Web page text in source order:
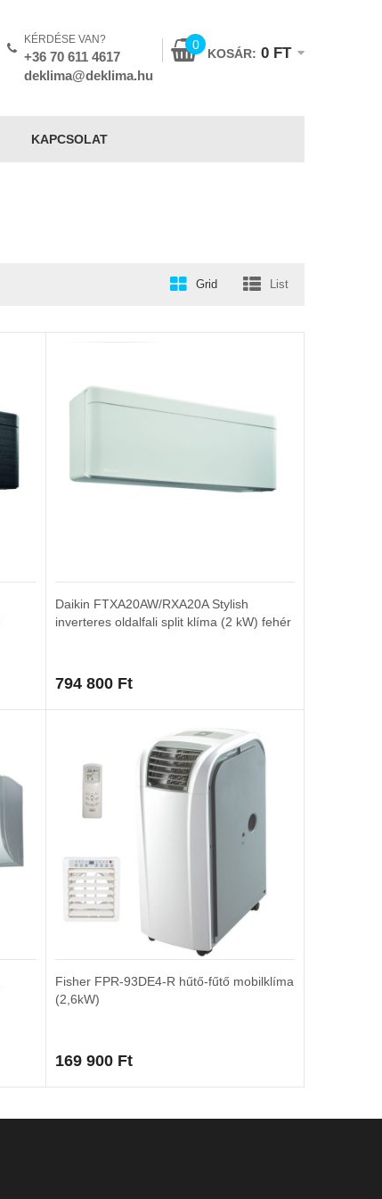
KÉRDÉSE VAN?
+36 70 611 4617
deklima@deklima.hu
0
KOSÁR: 0 FT
KAPCSOLAT
Grid List
Daikin FTXA20AW/RXA20A Stylish
inverteres oldalfali split klíma (2 kW) fehér
794 800 Ft
Fisher FPR-93DE4-R hűtő-fűtő mobilklíma
(2,6kW)
169 900 Ft